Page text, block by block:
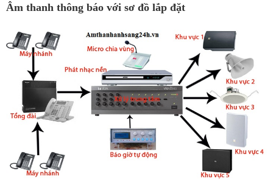
Âm thanh thông báo với sơ đồ lắp đặt